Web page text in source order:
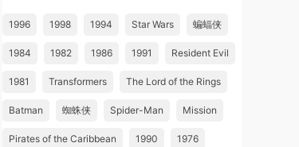
1996 1998 1994 Star Wars 蝙蝠侠
1984 1982 1986 1991 Resident Evil
1981 Transformers The Lord of the Rings
Batman 蜘蛛侠 Spider-Man Mission
Pirates of the Caribbean 1990 1976